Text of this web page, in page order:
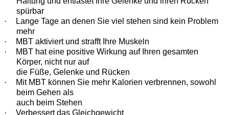
spürbar
·
Lange Tage an denen Sie viel stehen sind kein Problem
mehr
·
MBT aktiviert und strafft Ihre Muskeln
·
MBT hat eine positive Wirkung auf Ihren gesamten
Körper, nicht nur auf
die Füße, Gelenke und Rücken
·
Mit MBT können Sie mehr Kalorien verbrennen, sowohl
beim Gehen als
auch beim Stehen
·
Verbessert das Gleichgewicht